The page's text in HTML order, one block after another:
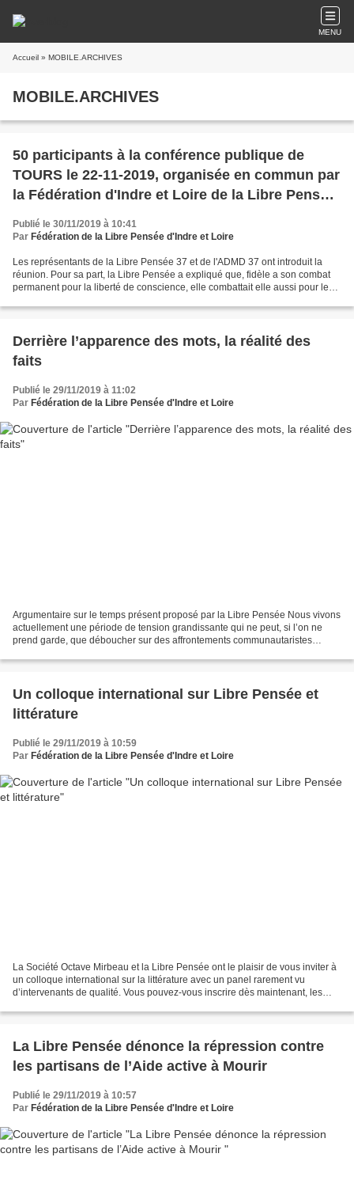
MENU
Accueil » MOBILE.ARCHIVES
MOBILE.ARCHIVES
50 participants à la conférence publique de
TOURS le 22-11-2019, organisée en commun par
la Fédération d'Indre et Loire de la Libre Pensée
et l'ADMD-37
Publié le 30/11/2019 à 10:41
Par Fédération de la Libre Pensée d'Indre et Loire
Les représentants de la Libre Pensée 37 et de l'ADMD 37 ont introduit la
réunion. Pour sa part, la Libre Pensée a expliqué que, fidèle a son combat
permanent pour la liberté de conscience, elle combattait elle aussi pour le
Derrière l’apparence des mots, la réalité des
faits
Publié le 29/11/2019 à 11:02
Par Fédération de la Libre Pensée d'Indre et Loire
Argumentaire sur le temps présent proposé par la Libre Pensée Nous vivons
actuellement une période de tension grandissante qui ne peut, si l’on ne
prend garde, que déboucher sur des affrontements communautaristes
Un colloque international sur Libre Pensée et
littérature
Publié le 29/11/2019 à 10:59
Par Fédération de la Libre Pensée d'Indre et Loire
La Société Octave Mirbeau et la Libre Pensée ont le plaisir de vous inviter à
un colloque international sur la littérature avec un panel rarement vu
d’intervenants de qualité. Vous pouvez-vous inscrire dès maintenant, les
La Libre Pensée dénonce la répression contre
les partisans de l’Aide active à Mourir
Publié le 29/11/2019 à 10:57
Par Fédération de la Libre Pensée d'Indre et Loire